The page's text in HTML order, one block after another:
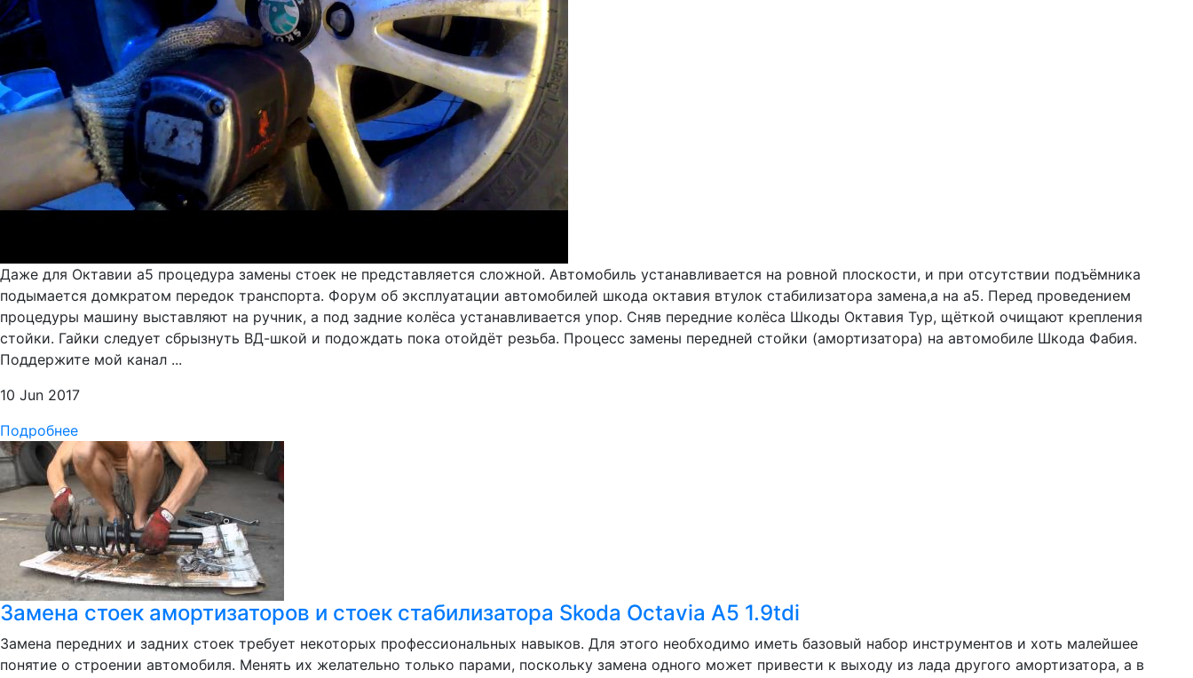
Даже для Октавии а5 процедура замены стоек не представляется сложной. Автомобиль устанавливается на ровной плоскости, и при отсутствии подъёмника
подымается домкратом передок транспорта. Форум об эксплуатации автомобилей шкода октавия втулок стабилизатора замена,а на а5. Перед проведением
процедуры машину выставляют на ручник, а под задние колёса устанавливается упор. Сняв передние колёса Шкоды Октавия Тур, щёткой очищают крепления
стойки. Гайки следует сбрызнуть ВД-шкой и подождать пока отойдёт резьба. Процесс замены передней стойки (амортизатора) на автомобиле Шкода Фабия.
Поддержите мой канал ...
10 Jun 2017
Подробнее
Замена стоек амортизаторов и стоек стабилизатора Skoda Octavia A5 1.9tdi
Замена передних и задних стоек требует некоторых профессиональных навыков. Для этого необходимо иметь базовый набор инструментов и хоть малейшее
понятие о строении автомобиля. Менять их желательно только парами, поскольку замена одного может привести к выходу из лада другого амортизатора, а в